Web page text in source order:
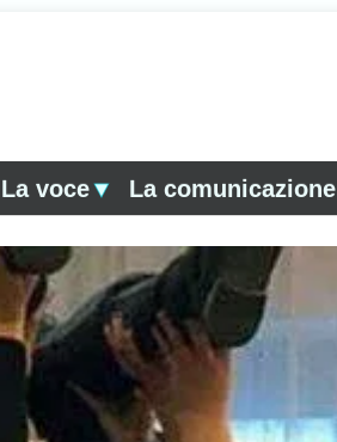
La voce▼ La comunicazione